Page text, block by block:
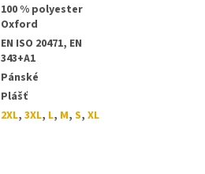
100 % polyester
Oxford
EN ISO 20471, EN
343+A1
Pánské
Plášť
2XL,3XL, L, M,S,XL